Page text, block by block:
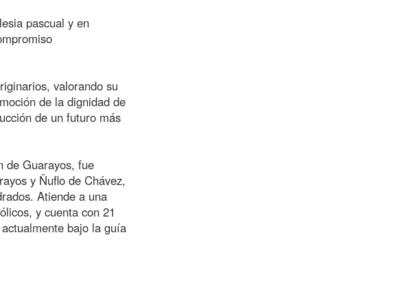
pascual y en
valorando su
de la dignidad de
de un futuro más
de Guarayos, fue
y Ñuflo de Chávez,
Atiende a una
y cuenta con 21
bajo la guía